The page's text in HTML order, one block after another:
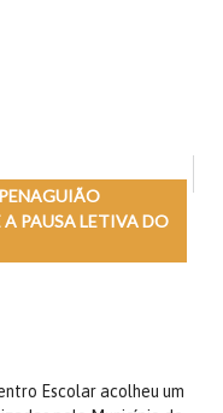
PAUSA LETIVA DO
Escolar acolheu um